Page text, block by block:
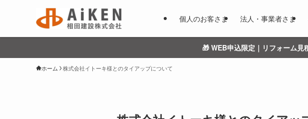
個人のお客さま 法人・事業者さま
🎁 WEB申込限定｜リフォーム
ホーム 株式会社イトーキ様とのタイアップについて